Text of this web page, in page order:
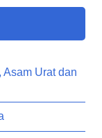
Asam Urat dan